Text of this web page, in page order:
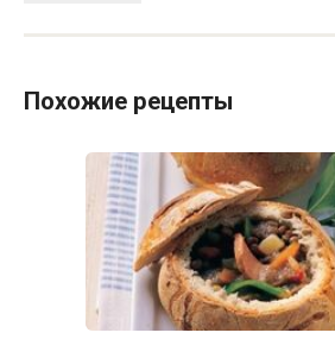
Похожие рецепты